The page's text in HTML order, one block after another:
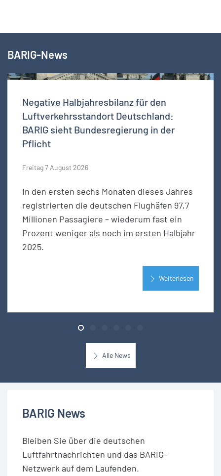
BARIG-News
Negative Halbjahresbilanz für den
Luftverkehrsstandort Deutschland:
BARIG sieht Bundesregierung in der
Pflicht
Freitag 7 August 2026
In den ersten sechs Monaten dieses Jahres
registrierten die deutschen Flughäfen 97,7
Millionen Passagiere – wiederum fast ein
Prozent weniger als noch im ersten Halbjahr
2025.
Weiterlesen
Alle News
BARIG News
Bleiben Sie über die deutschen
Luftfahrtnachrichten und das BARIG-
Netzwerk auf dem Laufenden.